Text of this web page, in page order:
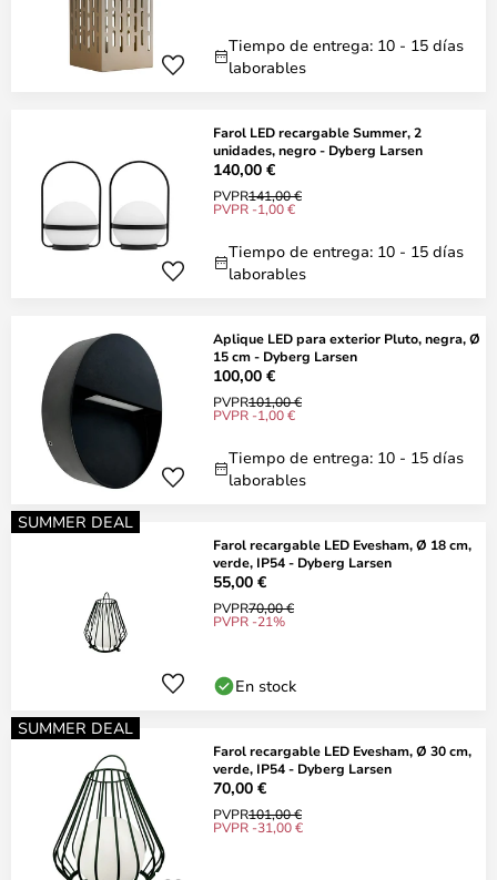
Tiempo de entrega: 10 - 15 días
laborables
Farol LED recargable Summer, 2
unidades, negro - Dyberg Larsen
140,00 €
PVPR141,00 €
PVPR -1,00 €
Tiempo de entrega: 10 - 15 días
laborables
Aplique LED para exterior Pluto, negra, Ø
15 cm - Dyberg Larsen
100,00 €
PVPR101,00 €
PVPR -1,00 €
Tiempo de entrega: 10 - 15 días
laborables
SUMMER DEAL
Farol recargable LED Evesham, Ø 18 cm,
verde, IP54 - Dyberg Larsen
55,00 €
PVPR70,00 €
PVPR -21%
En stock
SUMMER DEAL
Farol recargable LED Evesham, Ø 30 cm,
verde, IP54 - Dyberg Larsen
70,00 €
PVPR101,00 €
PVPR -31,00 €